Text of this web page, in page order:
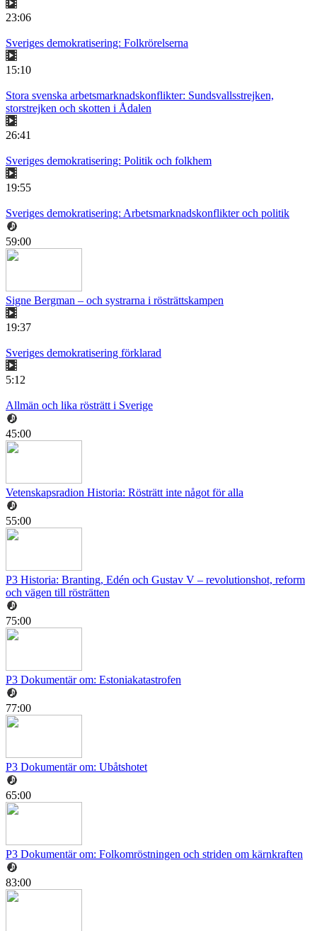
23:06
Sveriges demokratisering: Folkrörelserna
15:10
Stora svenska arbetsmarknadskonflikter: Sundsvallsstrejken,
storstrejken och skotten i Ådalen
26:41
Sveriges demokratisering: Politik och folkhem
19:55
Sveriges demokratisering: Arbetsmarknadskonflikter och politik
59:00
Signe Bergman – och systrarna i rösträttskampen
19:37
Sveriges demokratisering förklarad
5:12
Allmän och lika rösträtt i Sverige
45:00
Vetenskapsradion Historia: Rösträtt inte något för alla
55:00
P3 Historia: Branting, Edén och Gustav V – revolutionshot, reform
och vägen till rösträtten
75:00
P3 Dokumentär om: Estoniakatastrofen
77:00
P3 Dokumentär om: Ubåtshotet
65:00
P3 Dokumentär om: Folkomröstningen och striden om kärnkraften
83:00